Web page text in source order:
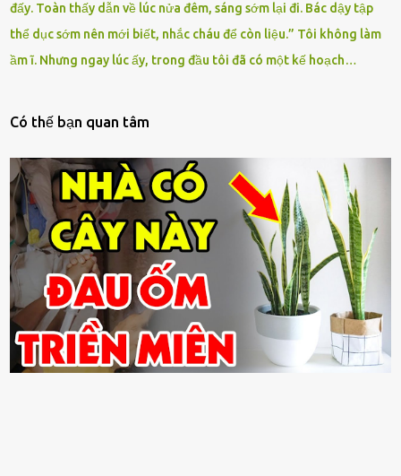
đấy. Toàn thấy dẫn về lúc nửa đêm, sáng sớm lại đi. Bác dậy tập
thể dục sớm nên mới biết, nhắc cháu để còn liệu.” Tôi không làm
ầm ĩ. Nhưng ngay lúc ấy, trong đầu tôi đã có một kế hoạch…
Có thế bạn quan tâm